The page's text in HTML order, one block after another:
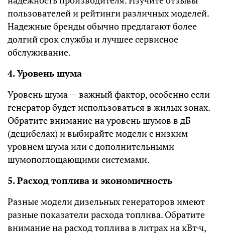
пользователей и рейтинги различных моделей.
Надежные бренды обычно предлагают более
долгий срок службы и лучшее сервисное
обслуживание.
4. Уровень шума
Уровень шума — важный фактор, особенно если
генератор будет использоваться в жилых зонах.
Обратите внимание на уровень шумов в дБ
(децибелах) и выбирайте модели с низким
уровнем шума или с дополнительными
шумопоглощающими системами.
5. Расход топлива и экономичность
Разные модели дизельных генераторов имеют
разные показатели расхода топлива. Обратите
внимание на расход топлива в литрах на кВт·ч,